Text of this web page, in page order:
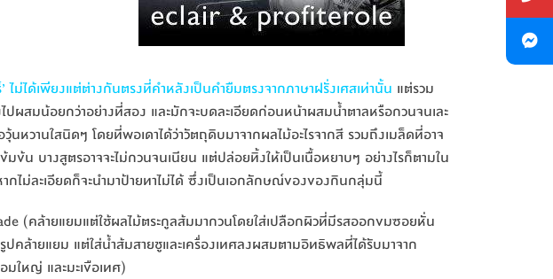
ได้เพียงแต่ต่างกันตรงที่คำหลังเป็นคำยืมตรงจากภาษาฝรั่งเศสเท่านั้น แต่รวม
ปผสมน้อยกว่าอย่างที่สอง และมักจะบดละเอียดก่อนหน้าผสมน้ำตาลหรือกวนจนเละ
นหวานใสนิดๆ โดยที่พอเดาได้ว่าวัตถุดิบมาจากผลไม้อะไรจากสี รวมถึงเมล็ดที่อาจ
ข้น บางสูตรอาจจะไม่กวนจนเนียน แต่ปล่อยทิ้งให้เป็นเนื้อหยาบๆ อย่างไรก็ตามใน
ไม่ละเอียดก็จะนำมาป้ายทาไม่ได้ ซึ่งเป็นเอกลักษณ์ของของกินกลุ่มนี้
(คล้ายแยมแต่ใช้ผลไม้ตระกูลส้มมากวนโดยใส่เปลือกผิวที่มีรสออกขมซอยหั่น
คล้ายแยม แต่ใส่น้ำส้มสายชูและเครื่องเทศลงผสมตามอิทธิพลที่ได้รับมาจาก
ใหญ่ และมะเขือเทศ)